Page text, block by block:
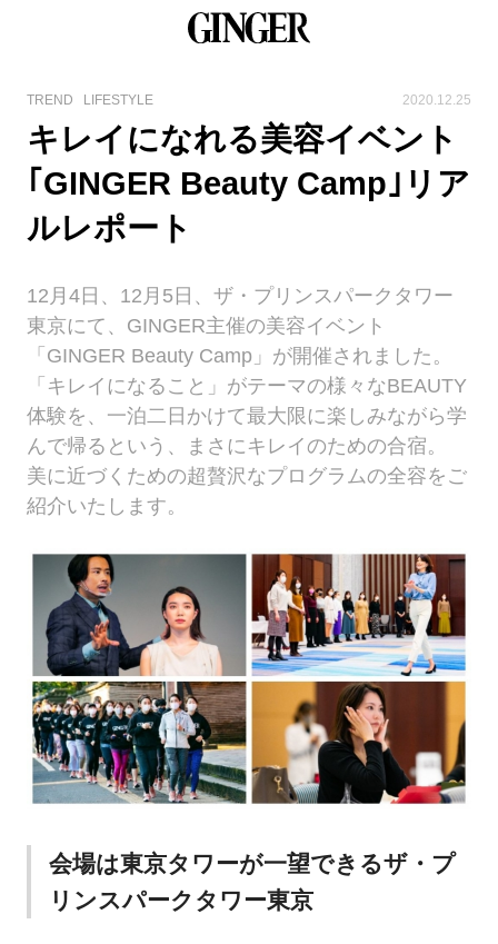
TREND LIFESTYLE 2020.12.25
キレイになれる美容イベント
｢GINGER Beauty Camp｣リア
ルレポート
12月4日、12月5日、ザ・プリンスパークタワー
東京にて、GINGER主催の美容イベント
「GINGER Beauty Camp」が開催されました。
「キレイになること」がテーマの様々なBEAUTY
体験を、一泊二日かけて最大限に楽しみながら学
んで帰るという、まさにキレイのための合宿。
美に近づくための超贅沢なプログラムの全容をご
紹介いたします。
会場は東京タワーが一望できるザ・プ
リンスパークタワー東京